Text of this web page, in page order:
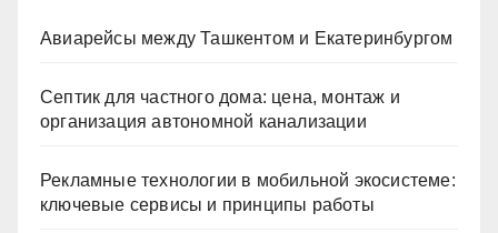
Авиарейсы между Ташкентом и Екатеринбургом
Септик для частного дома: цена, монтаж и
организация автономной канализации
Рекламные технологии в мобильной экосистеме:
ключевые сервисы и принципы работы